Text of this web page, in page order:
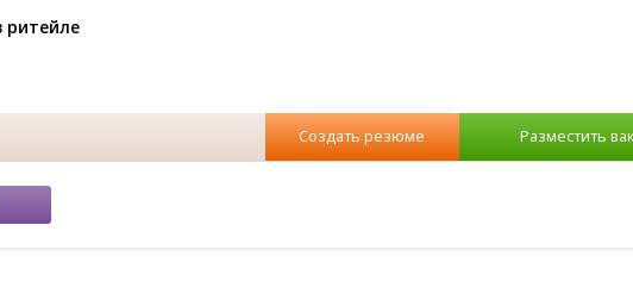
ритейле
Создать резюме Разместить